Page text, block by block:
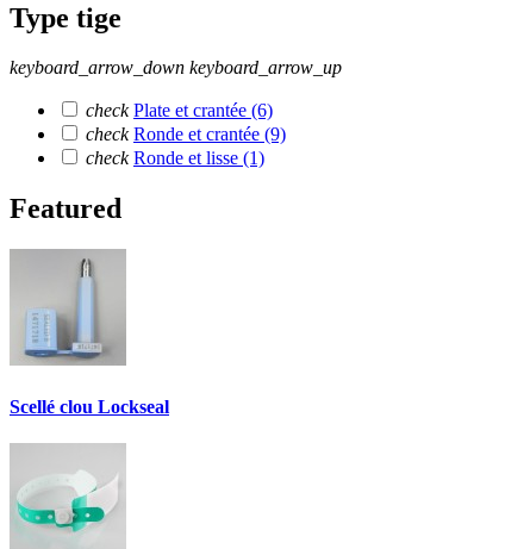
Type tige
keyboard_arrow_down keyboard_arrow_up
check Plate et crantée (6)
check Ronde et crantée (9)
check Ronde et lisse (1)
Featured
Scellé clou Lockseal